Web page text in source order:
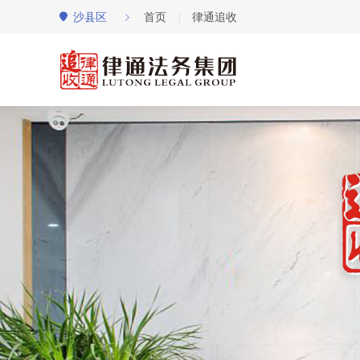
 沙县区 首页 律通追收